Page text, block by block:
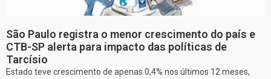
São Paulo registra o menor crescimento do país e
CTB-SP alerta para impacto das políticas de
Tarcísio
Estado teve crescimento de apenas 0,4% nos últimos 12 meses,